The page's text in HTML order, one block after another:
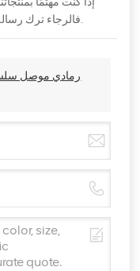
فالرجاء ترك رسالة هنا ، وسنرد عليك في أقرب وقت ممكن.